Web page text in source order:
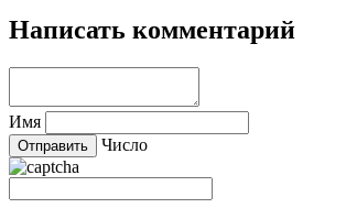
Написать комментарий
Имя
Число